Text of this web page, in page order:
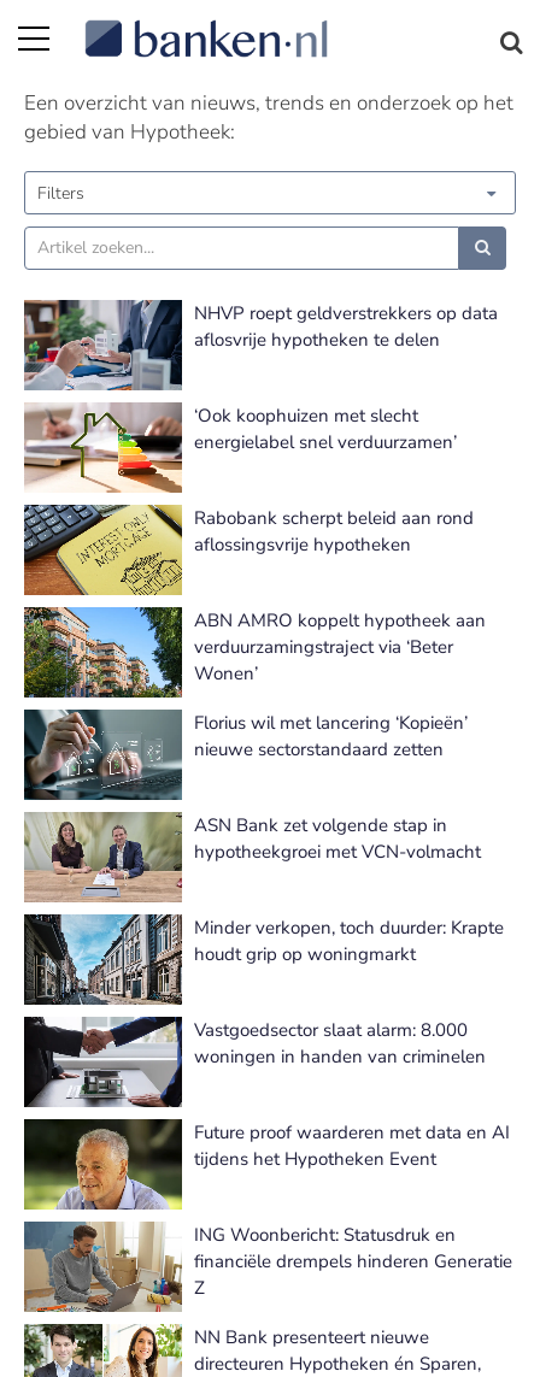
Hypotheek nieuws | Pagina 2
Een overzicht van nieuws, trends en onderzoek op het
gebied van Hypotheek:
Filters
NHVP roept geldverstrekkers op data
aflosvrije hypotheken te delen
‘Ook koophuizen met slecht
energielabel snel verduurzamen’
Rabobank scherpt beleid aan rond
aflossingsvrije hypotheken
ABN AMRO koppelt hypotheek aan
verduurzamingstraject via ‘Beter
Wonen’
Florius wil met lancering ‘Kopieën’
nieuwe sectorstandaard zetten
ASN Bank zet volgende stap in
hypotheekgroei met VCN-volmacht
Minder verkopen, toch duurder: Krapte
houdt grip op woningmarkt
Vastgoedsector slaat alarm: 8.000
woningen in handen van criminelen
Future proof waarderen met data en AI
tijdens het Hypotheken Event
ING Woonbericht: Statusdruk en
financiële drempels hinderen Generatie
Z
NN Bank presenteert nieuwe
directeuren Hypotheken én Sparen,